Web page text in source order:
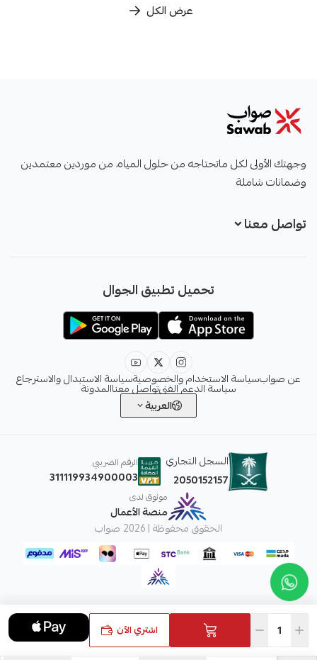
اشتري الآن
عرض الكل
وجهتك الأولى لكل ماتحتاجه من حلول المياه، من موردين معتمدين
وضمانات شاملة
تواصل معنا
info@sawab.app
تحميل تطبيق الجوال
عن صوابسياسة الاستخدام والخصوصيةسياسة الاستبدال والاسترجاع
سياسة الدعم الفنيتواصل معناالمدونة
العربية
السجل التجاري
2050152157
الرقم الضريبي
311119934900003
موثوق لدى
منصة الأعمال
الحقوق محفوظة | 2026
صواب